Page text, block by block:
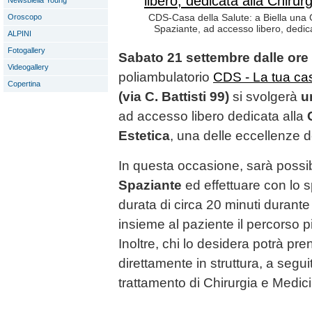
Oroscopo
ALPINI
Fotogallery
Videogallery
Copertina
CDS-Casa della Salute: a Biella
Spaziante, ad accesso libero,
Sabato 21 settembre dalle ore
poliambulatorio CDS - La tua
(via C. Battisti 99) si svolgerà
ad accesso libero dedicata alla
Estetica, una delle eccellenze
In questa occasione, sarà
Spaziante ed effettuare con lo
durata di circa 20 minuti
insieme al paziente il percorso
Inoltre, chi lo desidera potrà
direttamente in struttura, a
trattamento di Chirurgia e